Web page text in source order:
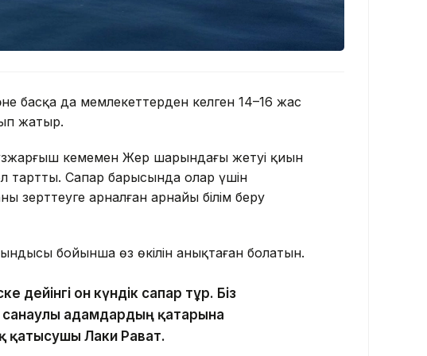
басқа да мемлекеттерден келген 14–16 жас
жатыр.
кемемен Жер шарындағы жетуі қиын
тартты. Сапар барысында олар үшін
арналған арнайы білім беру
бойынша өз өкілін анықтаған болатын.
он күндік сапар тұр. Біз
санаулы адамдардың қатарына
қатысушы Лаки Рават.